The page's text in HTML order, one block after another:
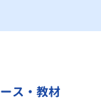
ス・教材